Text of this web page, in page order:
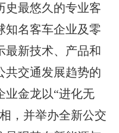
史最悠久的专业客
知名客车企业及零
最新技术、产品和
共交通发展趋势的
业金龙以“进化无
，并举办全新公交